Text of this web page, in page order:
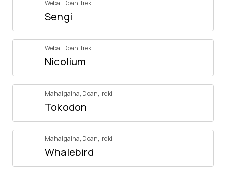
Weba, Doan, Ireki
Sengi
Weba, Doan, Ireki
Nicolium
Mahaigaina, Doan, Ireki
Tokodon
Mahaigaina, Doan, Ireki
Whalebird